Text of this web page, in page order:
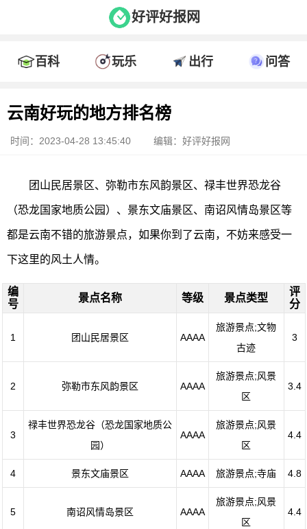
好评好报网
百科 玩乐 出行 问答
云南好玩的地方排名榜
时间：2023-04-28 13:45:40 编辑：好评好报网
团山民居景区、弥勒市东风韵景区、禄丰世界恐龙谷
（恐龙国家地质公园）、景东文庙景区、南诏风情岛景区等
都是云南不错的旅游景点，如果你到了云南，不妨来感受一
下这里的风土人情。
编
号
景点名称 等级 景点类型
评
分
1 团山民居景区 AAAA
旅游景点;文物
古迹
3
2 弥勒市东风韵景区 AAAA
旅游景点;风景
区
3.4
3
禄丰世界恐龙谷（恐龙国家地质公
园）
AAAA
旅游景点;风景
区
4.4
4 景东文庙景区 AAAA 旅游景点;寺庙 4.8
5 南诏风情岛景区 AAAA
旅游景点;风景
区
4.4